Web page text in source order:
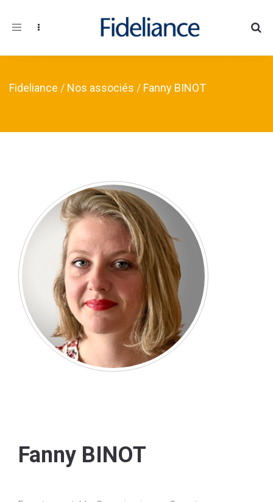
Toggle navigation
Fideliance / Nos associés / Fanny BINOT
Fanny BINOT